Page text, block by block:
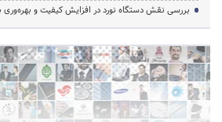
بررسی نقش دستگاه نورد در افزایش کیفیت و بهره‌وری